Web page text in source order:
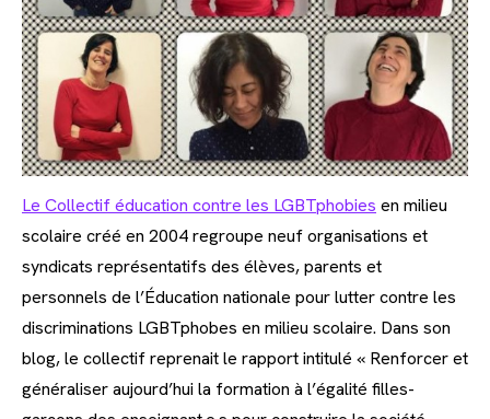
Le Collectif éducation contre les LGBTphobies en milieu
scolaire créé en 2004 regroupe neuf organisations et
syndicats représentatifs des élèves, parents et
personnels de l’Éducation nationale pour lutter contre les
discriminations LGBTphobes en milieu scolaire. Dans son
blog, le collectif reprenait le rapport intitulé « Renforcer et
généraliser aujourd’hui la formation à l’égalité filles-